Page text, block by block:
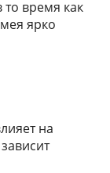
время как
ярко
на